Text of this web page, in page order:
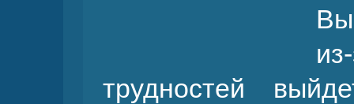
трудностей